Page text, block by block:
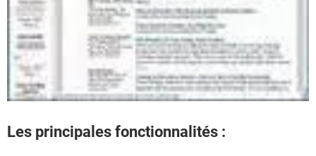
Les principales fonctionnalités :